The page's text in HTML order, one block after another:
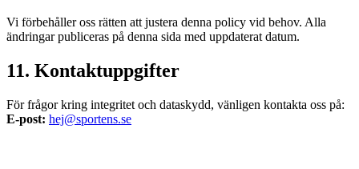
Vi förbehåller oss rätten att justera denna policy vid behov. Alla
ändringar publiceras på denna sida med uppdaterat datum.
11. Kontaktuppgifter
För frågor kring integritet och dataskydd, vänligen kontakta oss på:
E-post: hej@sportens.se